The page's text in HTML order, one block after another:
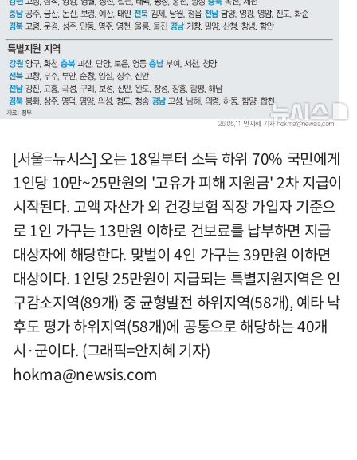
[서울=뉴시스] 오는 18일부터 소득 하위 70% 국민에게
1인당 10만~25만원의 '고유가 피해 지원금' 2차 지급이
시작된다. 고액 자산가 외 건강보험 직장 가입자 기준으
로 1인 가구는 13만원 이하로 건보료를 납부하면 지급
대상자에 해당한다. 맞벌이 4인 가구는 39만원 이하면
대상이다. 1인당 25만원이 지급되는 특별지원지역은 인
구감소지역(89개) 중 균형발전 하위지역(58개), 예타 낙
후도 평가 하위지역(58개)에 공통으로 해당하는 40개
시·군이다. (그래픽=안지혜 기자)
hokma@newsis.com